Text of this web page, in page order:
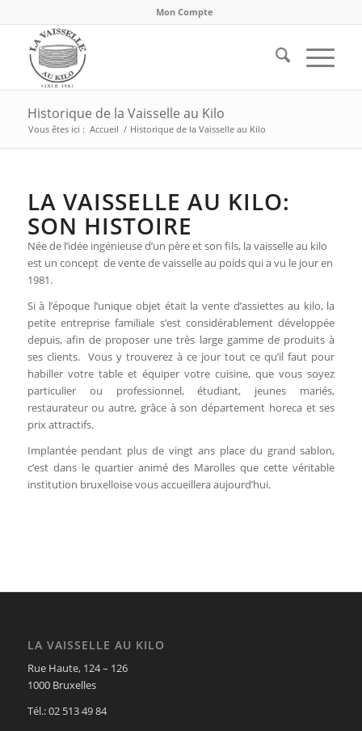
Mon Compte
Historique de la Vaisselle au Kilo
Vous êtes ici : Accueil / Historique de la Vaisselle au Kilo
LA VAISSELLE AU KILO:
SON HISTOIRE
Née de l’idée ingénieuse d’un père et son fils, la vaisselle au kilo
est un concept de vente de vaisselle au poids qui a vu le jour en
1981.
Si à l’époque l’unique objet était la vente d’assiettes au kilo, la
petite entreprise familiale s’est considérablement développée
depuis, afin de proposer une très large gamme de produits à
ses clients. Vous y trouverez à ce jour tout ce qu’il faut pour
habiller votre table et équiper votre cuisine, que vous soyez
particulier ou professionnel, étudiant, jeunes mariés,
restaurateur ou autre, grâce à son département horeca et ses
prix attractifs.
Implantée pendant plus de vingt ans place du grand sablon,
c’est dans le quartier animé des Marolles que cette véritable
institution bruxelloise vous accueillera aujourd’hui.
LA VAISSELLE AU KILO
Rue Haute, 124 – 126
1000 Bruxelles
Tél.: 02 513 49 84